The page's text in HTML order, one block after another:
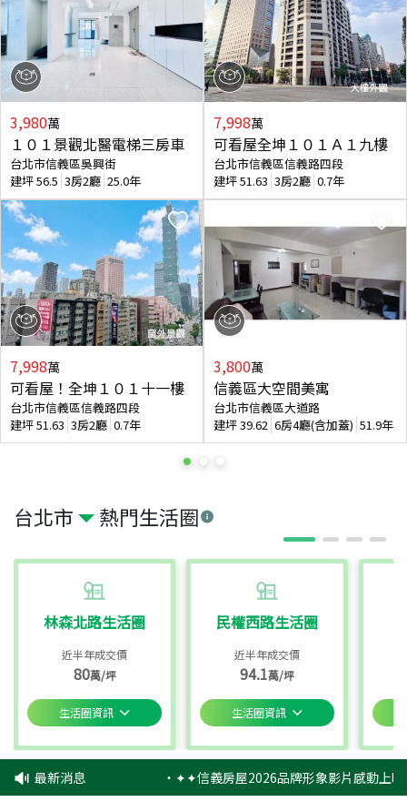
台北市 熱門生活圈
林森北路生活圈
近半年成交價
80萬/坪
生活圈資訊
民權西路生活圈
近半年成交價
94.1萬/坪
生活圈資訊
3,980萬
１０１景觀北醫電梯三房車
台北市信義區吳興街
建坪56.5 3房2廳 25.0年
7,998萬
可看屋！全坤１０１十一樓
台北市信義區信義路四段
建坪51.63 3房2廳 0.7年
7,998萬
可看屋全坤１０１Ａ１九樓
台北市信義區信義路四段
建坪51.63 3房2廳 0.7年
3,800萬
信義區大空間美寓
台北市信義區大道路
建坪39.62 6房4廳(含加蓋) 51.9年
最新消息 ‧✦✦信義房屋2026品牌形象影片感動上